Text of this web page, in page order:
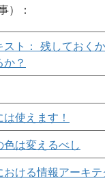
）：
スト： 残しておく
？
使えます！
は変えるべし
ける情報アーキテ